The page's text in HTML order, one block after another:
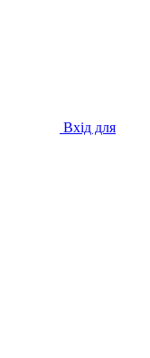
Вхід для